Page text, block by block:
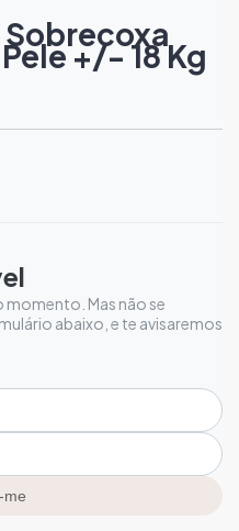
Sobrecoxa
+/- 18 Kg
Mas não se
abaixo, e te avisaremos
me